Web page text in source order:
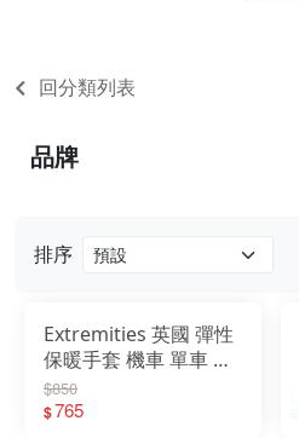
回分類列表
排序
Extremities 英國 彈性
保暖手套 機車 單車 四
向彈性布料 內刷毛 黑
21PS
$850
$765
品牌